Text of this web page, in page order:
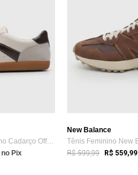
Tênis Feminino Vizzano Cadarço Off-White
no Pix
New Balance
R$ 599,99 R$ 559,99